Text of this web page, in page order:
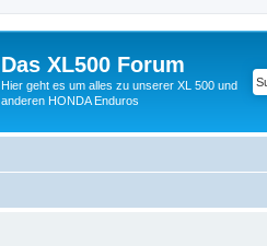
Das XL500 Forum
Hier geht es um alles zu unserer XL 500 und
anderen HONDA Enduros